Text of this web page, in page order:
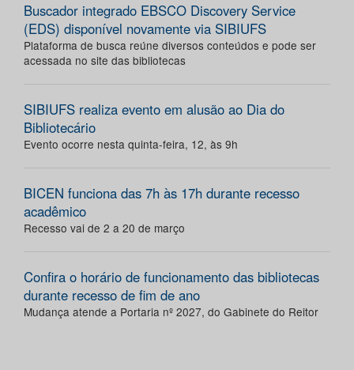
Buscador integrado EBSCO Discovery Service
(EDS) disponível novamente via SIBIUFS
Plataforma de busca reúne diversos conteúdos e pode ser
acessada no site das bibliotecas
SIBIUFS realiza evento em alusão ao Dia do
Bibliotecário
Evento ocorre nesta quinta-feira, 12, às 9h
BICEN funciona das 7h às 17h durante recesso
acadêmico
Recesso vai de 2 a 20 de março
Confira o horário de funcionamento das bibliotecas
durante recesso de fim de ano
Mudança atende a Portaria nº 2027, do Gabinete do Reitor